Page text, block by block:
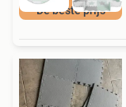
De beste prijs